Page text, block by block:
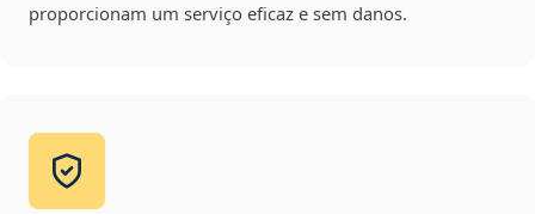
proporcionam um serviço eficaz e sem danos.